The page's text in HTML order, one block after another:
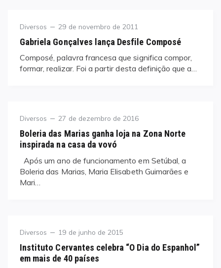
Category
Diversos
Posted
29 de novembro de 2011
Gabriela Gonçalves lança Desfile Composé
Composé, palavra francesa que significa compor,
formar, realizar. Foi a partir desta definição que a…
Category
Diversos
Posted
27 de dezembro de 2016
Boleria das Marias ganha loja na Zona Norte
inspirada na casa da vovó
Após um ano de funcionamento em Setúbal, a
Boleria das Marias, Maria Elisabeth Guimarães e
Mari…
Category
Diversos
Posted
19 de junho de 2015
Instituto Cervantes celebra “O Dia do Espanhol”
em mais de 40 países